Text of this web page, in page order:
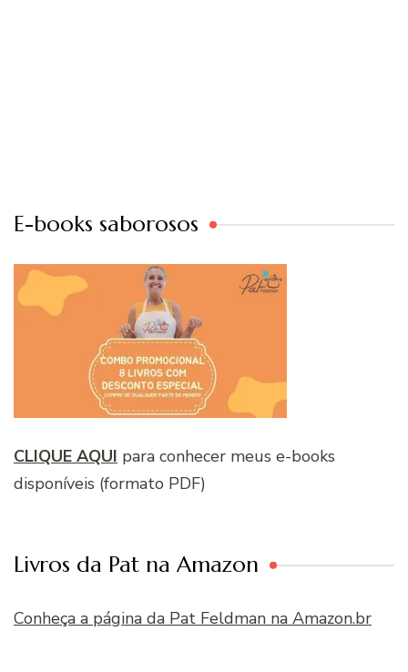
E-books saborosos
CLIQUE AQUI para conhecer meus e-books
disponíveis (formato PDF)
Livros da Pat na Amazon
Conheça a página da Pat Feldman na Amazon.br